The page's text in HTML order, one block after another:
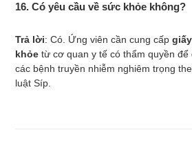
16. Có yêu cầu về sức khỏe không?
Trả lời: Có. Ứng viên cần cung cấp
khỏe từ cơ quan y tế có thẩm quyền để
các bệnh truyền nhiễm nghiêm trọng
luật Síp.